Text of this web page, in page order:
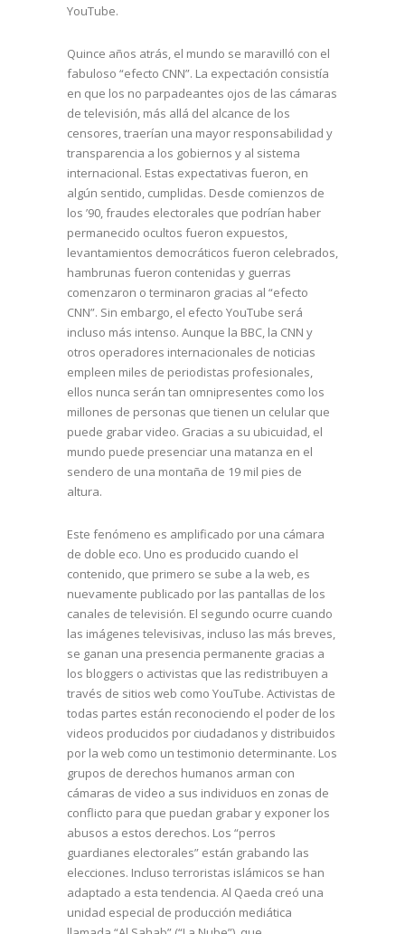
YouTube.
Quince años atrás, el mundo se maravilló con el
fabuloso “efecto CNN”. La expectación consistía
en que los no parpadeantes ojos de las cámaras
de televisión, más allá del alcance de los
censores, traerían una mayor responsabilidad y
transparencia a los gobiernos y al sistema
internacional. Estas expectativas fueron, en
algún sentido, cumplidas. Desde comienzos de
los ’90, fraudes electorales que podrían haber
permanecido ocultos fueron expuestos,
levantamientos democráticos fueron celebrados,
hambrunas fueron contenidas y guerras
comenzaron o terminaron gracias al “efecto
CNN”. Sin embargo, el efecto YouTube será
incluso más intenso. Aunque la BBC, la CNN y
otros operadores internacionales de noticias
empleen miles de periodistas profesionales,
ellos nunca serán tan omnipresentes como los
millones de personas que tienen un celular que
puede grabar video. Gracias a su ubicuidad, el
mundo puede presenciar una matanza en el
sendero de una montaña de 19 mil pies de
altura.
Este fenómeno es amplificado por una cámara
de doble eco. Uno es producido cuando el
contenido, que primero se sube a la web, es
nuevamente publicado por las pantallas de los
canales de televisión. El segundo ocurre cuando
las imágenes televisivas, incluso las más breves,
se ganan una presencia permanente gracias a
los bloggers o activistas que las redistribuyen a
través de sitios web como YouTube. Activistas de
todas partes están reconociendo el poder de los
videos producidos por ciudadanos y distribuidos
por la web como un testimonio determinante. Los
grupos de derechos humanos arman con
cámaras de video a sus individuos en zonas de
conflicto para que puedan grabar y exponer los
abusos a estos derechos. Los “perros
guardianes electorales” están grabando las
elecciones. Incluso terroristas islámicos se han
adaptado a esta tendencia. Al Qaeda creó una
unidad especial de producción mediática